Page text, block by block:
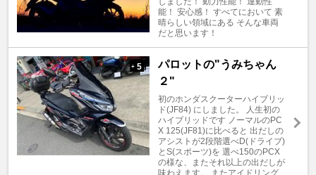
能！ 安心感！ すべてにおいて 素
晴らしい領域にある そんな車両
だと思います！
+ 5
パロットの"うみちゃん
２"
初のホンダスクーターハイブリッ
ド(JF84) にしました。 人生初の
ハイブリッドです ノーマルのPC
X 125(JF81)に比べると 出だしの
アシストが2段階選べD(ドライブ)
とS(スポーツ)を 選べ150のPCX
の様な、またそれ以上の出だしが
味わえます。 またアイドリング